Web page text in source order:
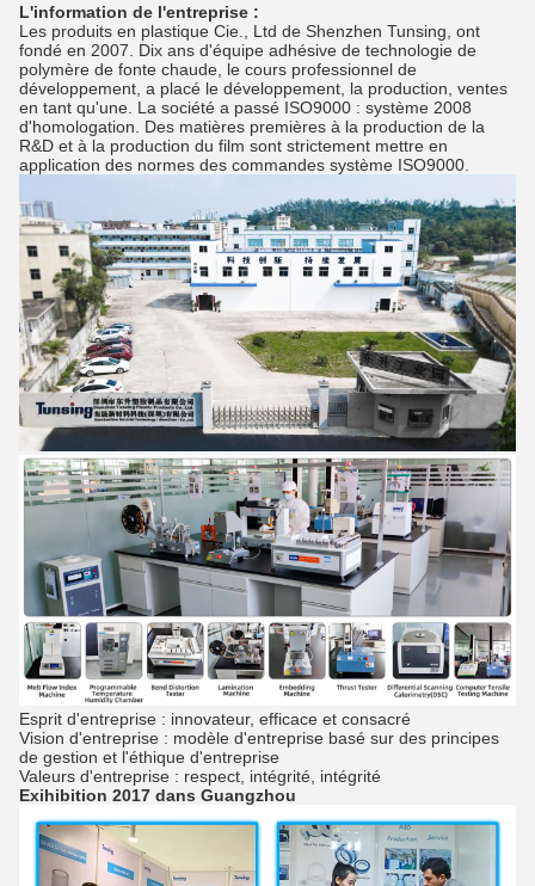
L'information de l'entreprise :
Les produits en plastique Cie., Ltd de Shenzhen Tunsing, ont
fondé en 2007. Dix ans d'équipe adhésive de technologie de
polymère de fonte chaude, le cours professionnel de
développement, a placé le développement, la production, ventes
en tant qu'une. La société a passé ISO9000 : système 2008
d'homologation. Des matières premières à la production de la
R&D et à la production du film sont strictement mettre en
application des normes des commandes système ISO9000.
Esprit d'entreprise : innovateur, efficace et consacré
Vision d'entreprise : modèle d'entreprise basé sur des principes
de gestion et l'éthique d'entreprise
Valeurs d'entreprise : respect, intégrité, intégrité
Exihibition 2017 dans Guangzhou